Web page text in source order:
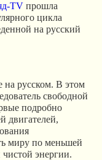
TV прошла
цикла
на русский
русском. В этом
свободной
подробно
двигателей,
миру по меньшей
чистой энергии.